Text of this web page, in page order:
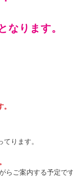
なります。
ります。
らご案内する予定で